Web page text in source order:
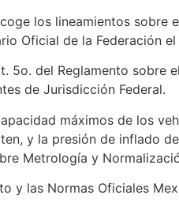
los lineamientos sobre
Oficial de la Federación
5o. del Reglamento sobre
de Jurisdicción Federal.
máximos de los
y la presión de inflado
Metrología y
y las Normas Oficiales